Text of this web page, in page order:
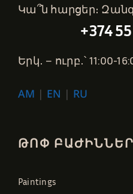
Կա՞ն հարցեր։
+374
Երկ․ – ուրբ․՝ 11:00-
AM | EN | RU
ԹՈՓ ԲԱԺԻՆՆԵՐ
Paintings